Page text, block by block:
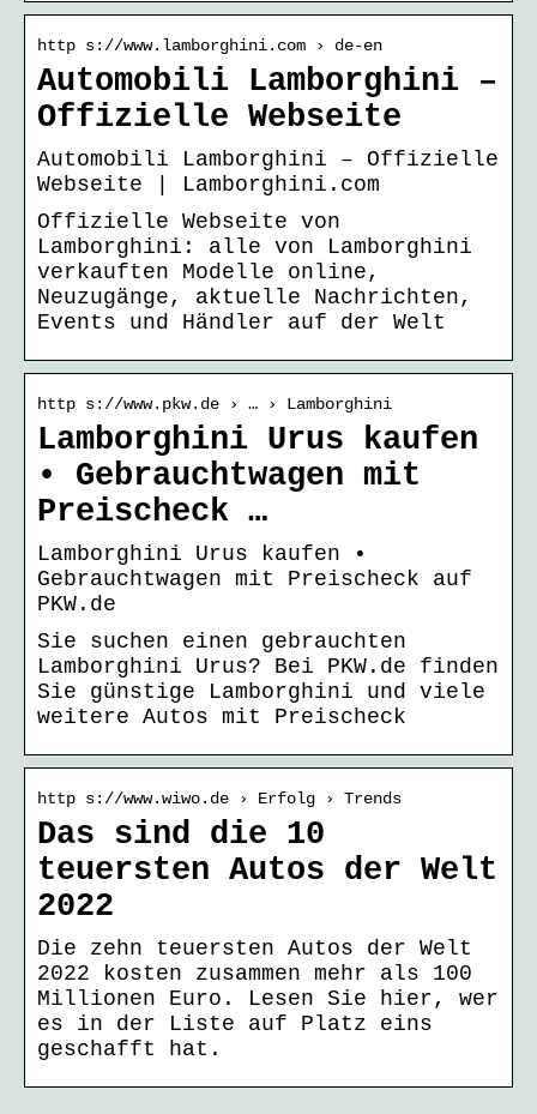
http s://www.lamborghini.com › de-en
Automobili Lamborghini –
Offizielle Webseite
Automobili Lamborghini – Offizielle
Webseite | Lamborghini.com
Offizielle Webseite von
Lamborghini: alle von Lamborghini
verkauften Modelle online,
Neuzugänge, aktuelle Nachrichten,
Events und Händler auf der Welt
http s://www.pkw.de › … › Lamborghini
Lamborghini Urus kaufen
• Gebrauchtwagen mit
Preischeck …
Lamborghini Urus kaufen •
Gebrauchtwagen mit Preischeck auf
PKW.de
Sie suchen einen gebrauchten
Lamborghini Urus? Bei PKW.de finden
Sie günstige Lamborghini und viele
weitere Autos mit Preischeck
http s://www.wiwo.de › Erfolg › Trends
Das sind die 10
teuersten Autos der Welt
2022
Die zehn teuersten Autos der Welt
2022 kosten zusammen mehr als 100
Millionen Euro. Lesen Sie hier, wer
es in der Liste auf Platz eins
geschafft hat.